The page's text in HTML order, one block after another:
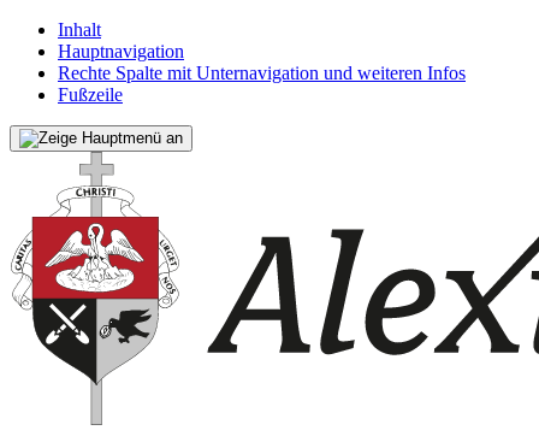
Inhalt
Hauptnavigation
Rechte Spalte mit Unternavigation und weiteren Infos
Fußzeile